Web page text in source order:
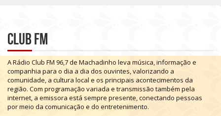
Club FM
ARádio Club FM 96,7de Machadinho leva música,informação e
companhia para o dia a dia dos ouvintes,valorizando a
comunidade, a cultura local e os principais acontecimentos da
região. Com programação variada e transmissão também pela
internet, a emissora está sempre presente,conectando pessoas
pormeio da comunicação e do entretenimento.